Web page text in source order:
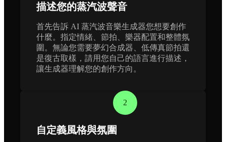
描述您的蒸汽波聲音
首先告訴 AI 蒸汽波音樂生成器您想要創作
什麼。指定情緒、節拍、樂器配置和整體氛
圍。無論您需要夢幻合成器、低傳真節拍還
是復古取樣，請用您自己的語言進行描述，
讓生成器理解您的創作方向。
2
自定義風格與氛圍